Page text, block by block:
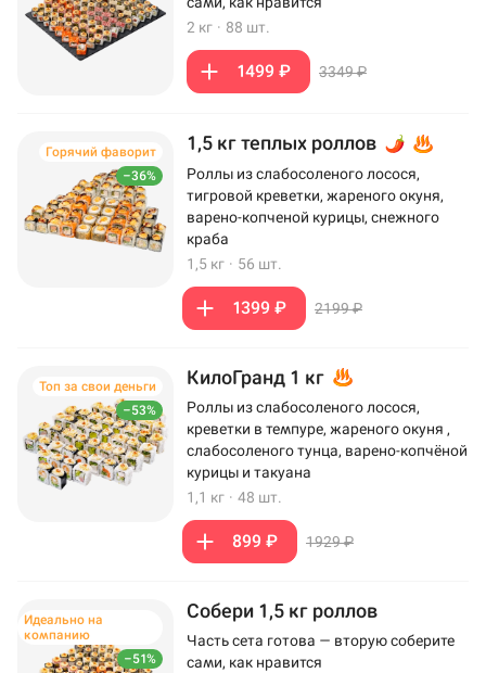
2 кг · 88 шт.
1499 ₽ 3349 ₽
–36%
Горячий фаворит 1,5 кг теплых роллов
Роллы из слабосоленого лосося,
тигровой креветки, жареного окуня,
варено-копченой курицы, снежного
краба
1,5 кг · 56 шт.
1399 ₽ 2199 ₽
–53%
Топ за свои деньги КилоГранд 1 кг
Роллы из слабосоленого лосося,
креветки в темпуре, жареного окуня ,
слабосоленого тунца, варено-копчёной
курицы и такуана
1,1 кг · 48 шт.
899 ₽ 1929 ₽
–51%
Идеально на
компанию
Собери 1,5 кг роллов
Часть сета готова — вторую соберите
сами, как нравится